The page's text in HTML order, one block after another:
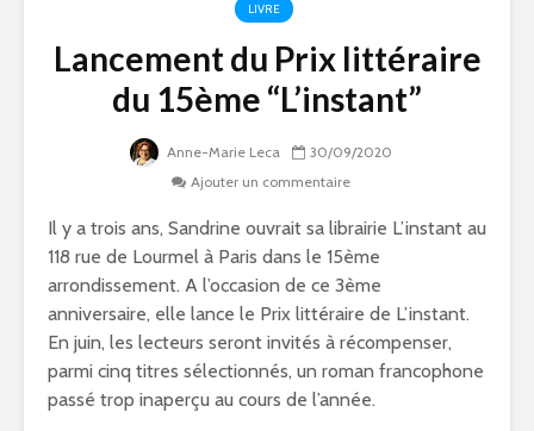
LIVRE
Lancement du Prix littéraire
du 15ème “L’instant”
Anne-Marie Leca
30/09/2020
Ajouter un commentaire
Il y a trois ans, Sandrine ouvrait sa librairie L’instant au
118 rue de Lourmel à Paris dans le 15ème
arrondissement. A l’occasion de ce 3ème
anniversaire, elle lance le Prix littéraire de L’instant.
En juin, les lecteurs seront invités à récompenser,
parmi cinq titres sélectionnés, un roman francophone
passé trop inaperçu au cours de l’année.